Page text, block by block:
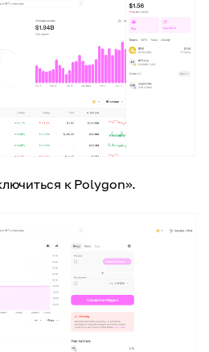
к Polygon».